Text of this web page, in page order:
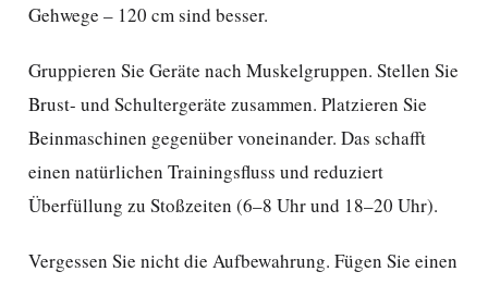
Gehwege – 120 cm sind besser.
Gruppieren Sie Geräte nach Muskelgruppen. Stellen Sie
Brust- und Schultergeräte zusammen. Platzieren Sie
Beinmaschinen gegenüber voneinander. Das schafft
einen natürlichen Trainingsfluss und reduziert
Überfüllung zu Stoßzeiten (6–8 Uhr und 18–20 Uhr).
Vergessen Sie nicht die Aufbewahrung. Fügen Sie einen